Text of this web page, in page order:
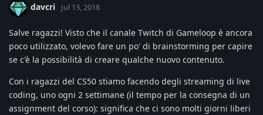
davcri Jul 13, 2018
Salve ragazzi! Visto che il canale Twitch di Gameloop è ancora
poco utilizzato, volevo fare un po' di brainstorming per capire
se c'è la possibilità di creare qualche nuovo contenuto.
Con i ragazzi del CS50 stiamo facendo degli streaming di live
coding, uno ogni 2 settimane (il tempo per la consegna di un
assignment del corso): significa che ci sono molti giorni liberi